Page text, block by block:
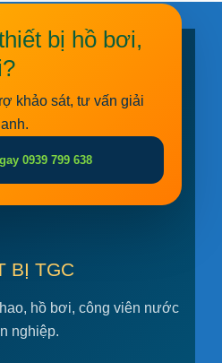
bị hồ bơi,
khảo sát, tư vấn giải
0939 799 638
BỊ TGC
hồ bơi, công viên nước
nghiệp.